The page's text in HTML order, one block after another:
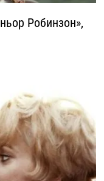
Робинзон»,